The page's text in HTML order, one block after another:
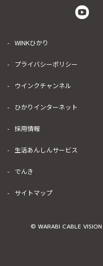
WINKひかり
プライバシーポリシー
ウインクチャンネル
ひかりインターネット
採用情報
生活あんしんサービス
でんき
サイトマップ
© WARABI CABLE